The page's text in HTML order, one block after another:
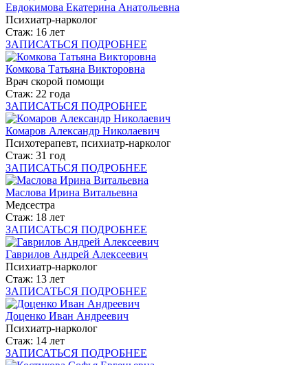
Евдокимова Екатерина Анатольевна
Психиатр-нарколог
Стаж: 16 лет
ЗАПИСАТЬСЯ ПОДРОБНЕЕ
Комкова Татьяна Викторовна
Врач скорой помощи
Стаж: 22 года
ЗАПИСАТЬСЯ ПОДРОБНЕЕ
Комаров Александр Николаевич
Психотерапевт, психиатр-нарколог
Стаж: 31 год
ЗАПИСАТЬСЯ ПОДРОБНЕЕ
Маслова Ирина Витальевна
Медсестра
Стаж: 18 лет
ЗАПИСАТЬСЯ ПОДРОБНЕЕ
Гаврилов Андрей Алексеевич
Психиатр-нарколог
Стаж: 13 лет
ЗАПИСАТЬСЯ ПОДРОБНЕЕ
Доценко Иван Андреевич
Психиатр-нарколог
Стаж: 14 лет
ЗАПИСАТЬСЯ ПОДРОБНЕЕ